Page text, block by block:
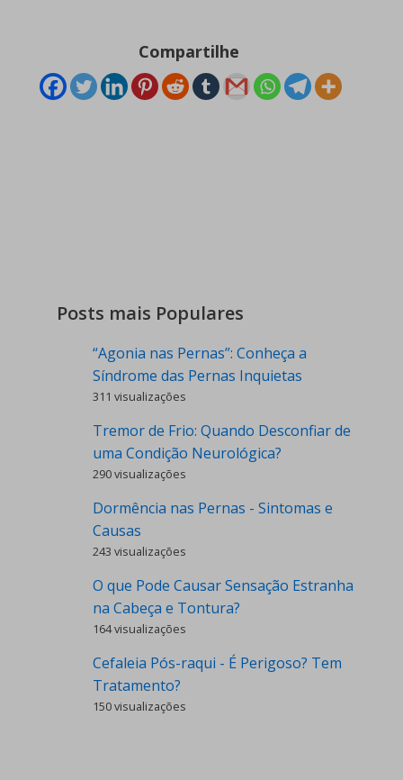
Compartilhe
Posts mais Populares
“Agonia nas Pernas”: Conheça a
Síndrome das Pernas Inquietas
311 visualizações
Tremor de Frio: Quando Desconfiar de
uma Condição Neurológica?
290 visualizações
Dormência nas Pernas - Sintomas e
Causas
243 visualizações
O que Pode Causar Sensação Estranha
na Cabeça e Tontura?
164 visualizações
Cefaleia Pós-raqui - É Perigoso? Tem
Tratamento?
150 visualizações